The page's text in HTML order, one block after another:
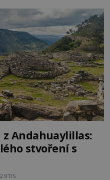
Záhadný
deb
Andahuaylillas:
stvoření s
2.9TIS